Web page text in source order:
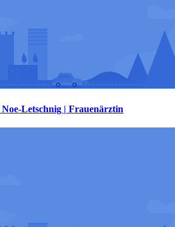
Letschnig | Frauenärztin